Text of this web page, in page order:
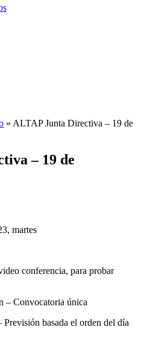
» ALTAP Junta Directiva – 19 de
– 19 de
martes
conferencia, para probar
– Convocatoria única
basada el orden del día